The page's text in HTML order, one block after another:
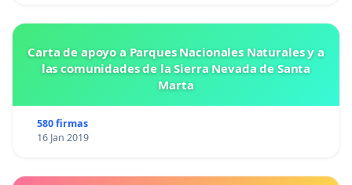
Carta de apoyo a Parques Nacionales Naturales y a
las comunidades de la Sierra Nevada de Santa
Marta
580 firmas
16 Jan 2019